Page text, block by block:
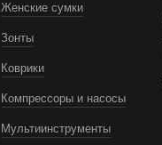
Женские сумки
Зонты
Коврики
Компрессоры и насосы
Мультиинструменты